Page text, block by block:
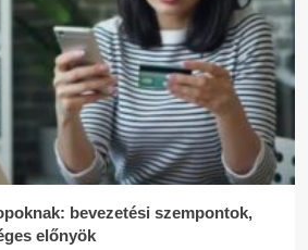
bevezetési szempontok,
előnyök